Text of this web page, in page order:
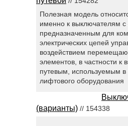
Полезная модель
именно к выключателям с
предназначенным для
электрических цепей
воздействием
элементов, в частности к
путевым, используемым в
лифтового оборудования
(варианты) // 154338